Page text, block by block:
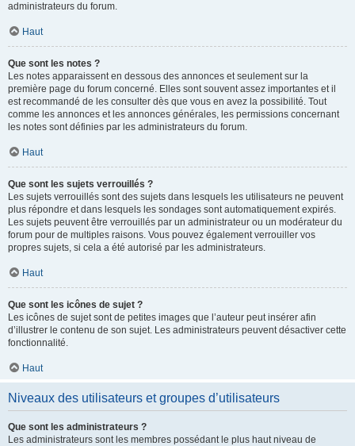
administrateurs du forum.
Haut
Que sont les notes ?
Les notes apparaissent en dessous des annonces et seulement sur la
première page du forum concerné. Elles sont souvent assez importantes et il
est recommandé de les consulter dès que vous en avez la possibilité. Tout
comme les annonces et les annonces générales, les permissions concernant
les notes sont définies par les administrateurs du forum.
Haut
Que sont les sujets verrouillés ?
Les sujets verrouillés sont des sujets dans lesquels les utilisateurs ne peuvent
plus répondre et dans lesquels les sondages sont automatiquement expirés.
Les sujets peuvent être verrouillés par un administrateur ou un modérateur du
forum pour de multiples raisons. Vous pouvez également verrouiller vos
propres sujets, si cela a été autorisé par les administrateurs.
Haut
Que sont les icônes de sujet ?
Les icônes de sujet sont de petites images que l’auteur peut insérer afin
d’illustrer le contenu de son sujet. Les administrateurs peuvent désactiver cette
fonctionnalité.
Haut
Niveaux des utilisateurs et groupes d’utilisateurs
Que sont les administrateurs ?
Les administrateurs sont les membres possédant le plus haut niveau de